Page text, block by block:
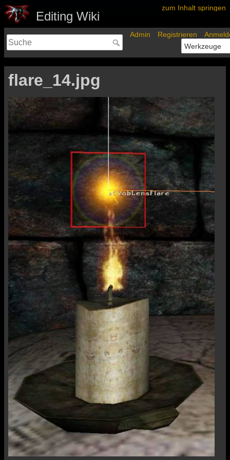
zum Inhalt springen
Editing Wiki
Admin Registrieren
flare_14.jpg